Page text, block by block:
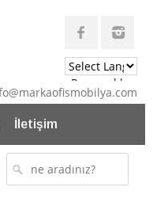
Powered by
İletişim